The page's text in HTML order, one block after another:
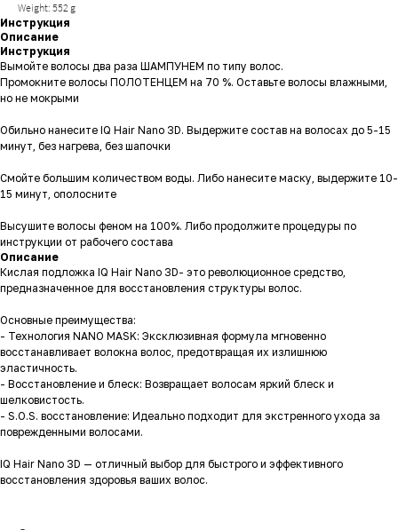
Weight: 552 g
Инструкция
Описание
Инструкция
Вымойте волосы два раза ШАМПУНЕМ по типу волос.
Промокните волосы ПОЛОТЕНЦЕМ на 70 %. Оставьте волосы влажными,
но не мокрыми
Обильно нанесите IQ Hair Nano 3D. Выдержите состав на волосах до 5-15
минут, без нагрева, без шапочки
Смойте большим количеством воды. Либо нанесите маску, выдержите 10-
15 минут, ополосните
Высушите волосы феном на 100%. Либо продолжите процедуры по
инструкции от рабочего состава
Описание
Кислая подложка IQ Hair Nano 3D- это революционное средство,
предназначенное для восстановления структуры волос.
Основные преимущества:
- Технология NANO MASK: Эксклюзивная формула мгновенно
восстанавливает волокна волос, предотвращая их излишнюю
эластичность.
- Восстановление и блеск: Возвращает волосам яркий блеск и
шелковистость.
- S.O.S. восстановление: Идеально подходит для экстренного ухода за
поврежденными волосами.
IQ Hair Nano 3D — отличный выбор для быстрого и эффективного
восстановления здоровья ваших волос.